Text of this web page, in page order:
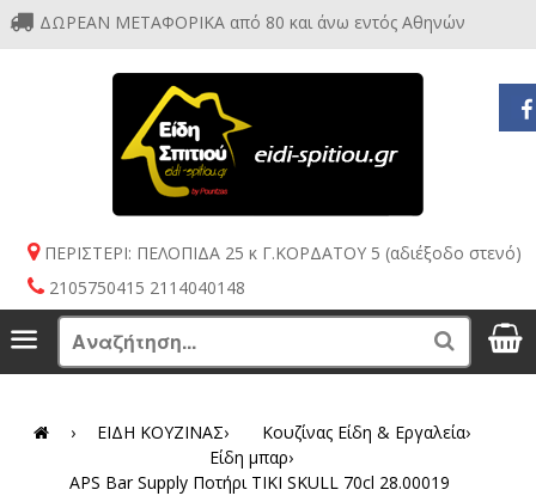
ΔΩΡΕΑΝ ΜΕΤΑΦΟΡΙΚΑ από 80 και άνω εντός Αθηνών
ΠΕΡΙΣΤΕΡΙ: ΠΕΛΟΠΙΔΑ 25 κ Γ.ΚΟΡΔΑΤΟΥ 5 (αδιέξοδο στενό)
2105750415 2114040148
Menu Search
› ΕΙΔΗ ΚΟΥΖΙΝΑΣ› Κουζίνας Είδη & Εργαλεία›
Είδη μπαρ›
APS Bar Supply Ποτήρι TIKI SKULL 70cl 28.00019